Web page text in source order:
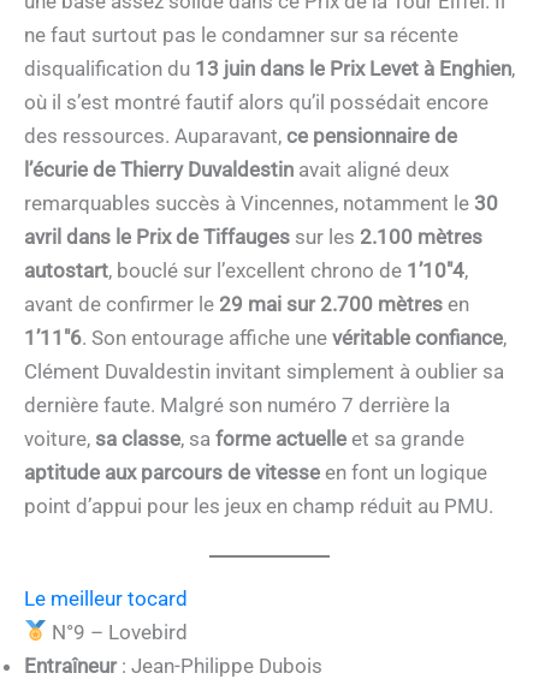
ne faut surtout pas le condamner sur sa récente
disqualification du 13 juin dans le Prix Levet à Enghien,
où il s’est montré fautif alors qu’il possédait encore
des ressources. Auparavant, ce pensionnaire de
l’écurie de Thierry Duvaldestin avait aligné deux
remarquables succès à Vincennes, notamment le 30
avril dans le Prix de Tiffauges sur les 2.100 mètres
autostart, bouclé sur l’excellent chrono de 1’10″4,
avant de confirmer le 29 mai sur 2.700 mètres en
1’11″6. Son entourage affiche une véritable confiance,
Clément Duvaldestin invitant simplement à oublier sa
dernière faute. Malgré son numéro 7 derrière la
voiture, sa classe, sa forme actuelle et sa grande
aptitude aux parcours de vitesse en font un logique
point d’appui pour les jeux en champ réduit au PMU.
Le meilleur tocard
N°9 – Lovebird
Entraîneur: Jean-Philippe Dubois